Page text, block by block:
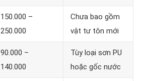
150.000 –
250.000
Chưa bao gồm
vật tư tôn mới
90.000 –
140.000
Tùy loại sơn PU
hoặc gốc nước